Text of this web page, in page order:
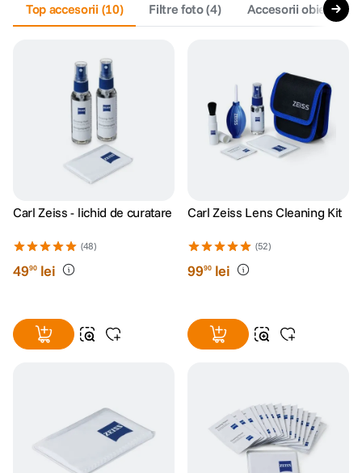
Top accesorii (10) Filtre foto(4) Accesorii obiective
Carl Zeiss - lichid de curatare
(48)
4990 lei
Carl Zeiss Lens Cleaning Kit
(52)
9990 lei